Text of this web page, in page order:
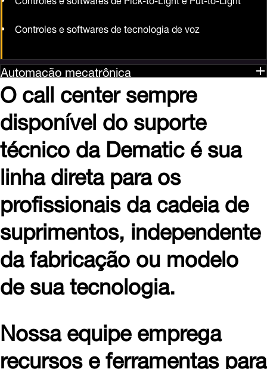
Controles e softwares de tecnologia de voz
Automação mecatrônica
O call center sempre
disponível do suporte
técnico da Dematic é sua
linha direta para os
profissionais da cadeia de
suprimentos, independente
da fabricação ou modelo
de sua tecnologia.
Nossa equipe emprega
recursos e ferramentas para